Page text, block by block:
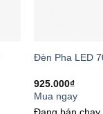
trẻ em. Đây là
Đèn Pha LED
925.000₫
Mua ngay
Đang bán chạy